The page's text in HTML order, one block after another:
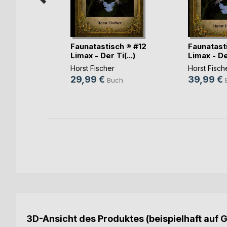
Faunatastisch ® #12
Limax - Der Ti(...)
Horst Fischer
29,99 € Buch
Limax -
Horst
39,99 €
3D-Ansicht des Produktes (beispielhaft auf